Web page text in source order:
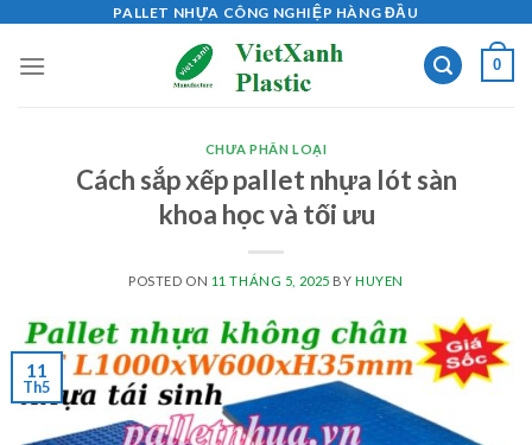
content
PALLET NHỰA CÔNG NGHIỆP HÀNG ĐẦU
0
CHƯA PHÂN LOẠI
Cách sắp xếp pallet nhựa lót sàn
khoa học và tối ưu
POSTED ON 11 THÁNG 5, 2025 BY HUYEN
11
Th5